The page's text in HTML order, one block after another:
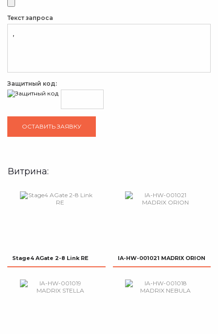
Текст запроса
Защитный код:
Витрина:
Stage4 AGate 2-8 Link RE IA-HW-001021 MADRIX ORION